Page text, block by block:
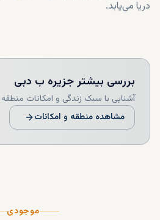
دریا می‌یابد.
بررسی بیشترجزیره ب دبی
آشنایی با سبک زندگی و امکانات منطقه
مشاهده منطقه و امکانات
موجودی